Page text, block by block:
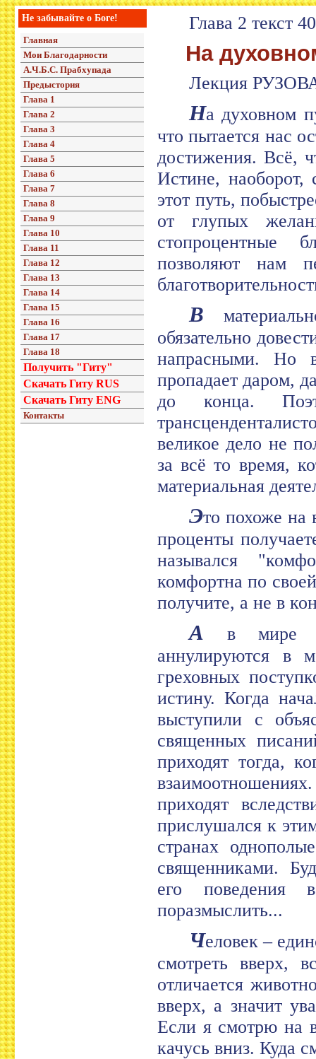
Не забывайте о Боге!
Главная
Мои Благодарности
А.Ч.Б.С. Прабхупада
Предыстория
Глава 1
Глава 2
Глава 3
Глава 4
Глава 5
Глава 6
Глава 7
Глава 8
Глава 9
Глава 10
Глава 11
Глава 12
Глава 13
Глава 14
Глава 15
Глава 16
Глава 17
Глава 18
Получить "Гиту"
Скачать Гиту RUS
Скачать Гиту ENG
Контакты
Глава 2 текст 40
На
Лекция
На духовном
что пытается нас
достижения. Всё,
Истине, наоборот,
этот путь,
от глупых
стопроцентные
позволяют нам
В
обязательно
напрасными. Но
пропадает даром,
до конца.
великое дело не
за всё то время,
материальная
Это похоже на
проценты
назывался
комфортна по
получите, а не в
А в мире
аннулируются в
греховных
истину. Когда
выступили с
священных
приходят тогда,
приходят
прислушался к
странах
священниками.
его
поразмыслить...
Человек –
смотреть вверх,
отличается
вверх, а значит
Если я смотрю на
качусь вниз. Куда